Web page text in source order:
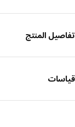
المنتج